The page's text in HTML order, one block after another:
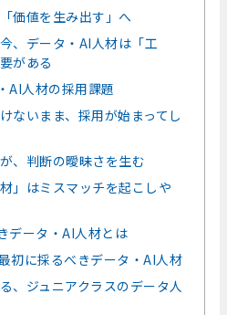
価値を生み出す」へ
、データ・AI人材は「工
がある
AI人材の採用課題
ないまま、採用が始まってし
、判断の曖昧さを生む
」はミスマッチを起こしや
データ・AI人材とは
初に採るべきデータ・AI人材
、ジュニアクラスのデータ人